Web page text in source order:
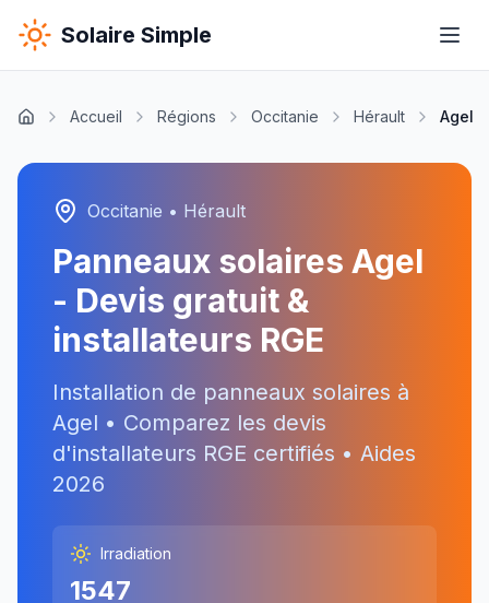
Solaire Simple
Accueil Régions Occitanie Hérault Agel
Occitanie • Hérault
Panneaux solaires Agel
- Devis gratuit &
installateurs RGE
Installation de panneaux solaires à
Agel • Comparez les devis
d'installateurs RGE certifiés • Aides
2026
Irradiation
1547